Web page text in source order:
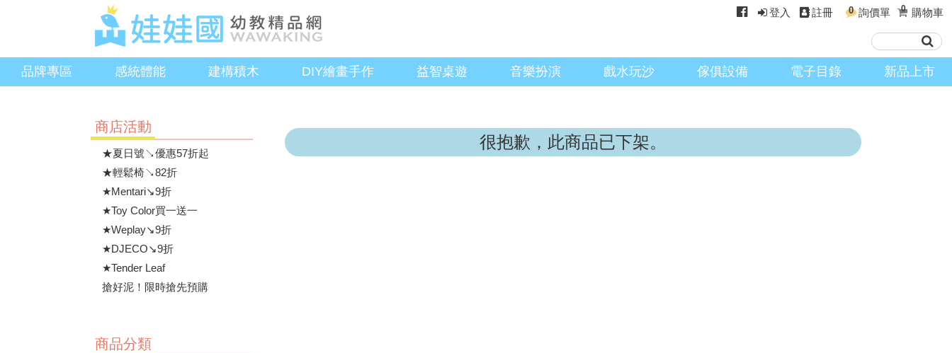
登入 註冊 0 詢價單 0 購物車
品牌專區 感統體能 建構積木 DIY繪畫手作 益智桌遊 音樂扮演 戲水玩沙 傢俱設備 電子目錄 新品上市
商店活動
★夏日號↘優惠57折起
★輕鬆椅↘82折
★Mentari↘9折
★Toy Color買一送一
★Weplay↘9折
★DJECO↘9折
★Tender Leaf
搶好泥！限時搶先預購
商品分類
很抱歉，此商品已下架。